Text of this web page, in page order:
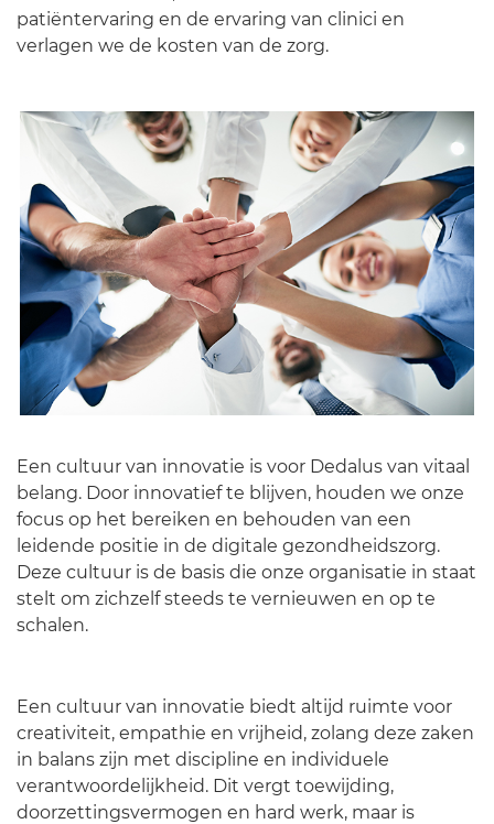
patiëntervaring en de ervaring van clinici en
verlagen we de kosten van de zorg.
Een cultuur van innovatie is voor Dedalus van vitaal
belang. Door innovatief te blijven, houden we onze
focus op het bereiken en behouden van een
leidende positie in de digitale gezondheidszorg.
Deze cultuur is de basis die onze organisatie in staat
stelt om zichzelf steeds te vernieuwen en op te
schalen.
Een cultuur van innovatie biedt altijd ruimte voor
creativiteit, empathie en vrijheid, zolang deze zaken
in balans zijn met discipline en individuele
verantwoordelijkheid. Dit vergt toewijding,
doorzettingsvermogen en hard werk, maar is